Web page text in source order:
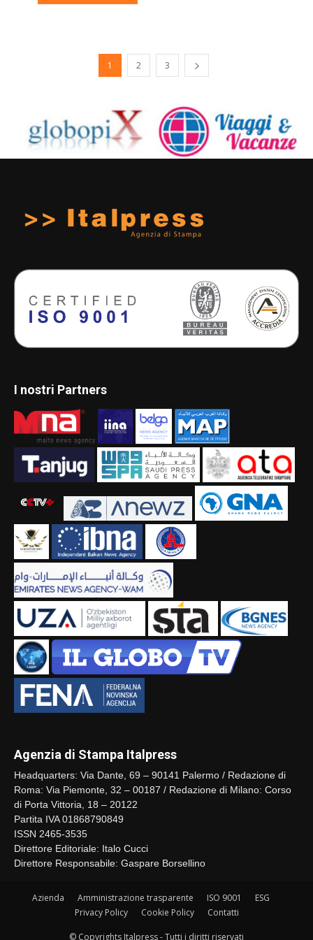
1 2 3
I nostri Partners
Agenzia di Stampa Italpress
Headquarters: Via Dante, 69 – 90141 Palermo / Redazione di
Roma: Via Piemonte, 32 – 00187 / Redazione di Milano: Corso
di Porta Vittoria, 18 – 20122
Partita IVA 01868790849
ISSN 2465-3535
Direttore Editoriale: Italo Cucci
Direttore Responsabile: Gaspare Borsellino
Azienda Amministrazione trasparente ISO 9001
ESG
Privacy Policy
Cookie Policy Contatti
© Copyrights Italpress - Tutti i diritti riservati